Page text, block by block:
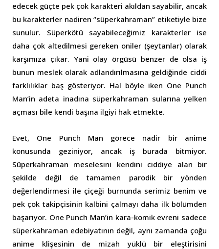
edecek güçte pek çok karakteri akıldan sayabilir, ancak
bu karakterler nadiren “süperkahraman” etiketiyle bize
sunulur. Süperkötü sayabileceğimiz karakterler ise
daha çok altedilmesi gereken oniler (şeytanlar) olarak
karşımıza çıkar. Yani olay örgüsü benzer de olsa iş
bunun meslek olarak adlandırılmasına geldiğinde ciddi
farklılıklar baş gösteriyor. Hal böyle iken One Punch
Man’in adeta inadına süperkahraman sularına yelken
açması bile kendi başına ilgiyi hak etmekte.
Evet, One Punch Man görece nadir bir anime
konusunda geziniyor, ancak iş burada bitmiyor.
Süperkahraman meselesini kendini ciddiye alan bir
şekilde değil de tamamen parodik bir yönden
değerlendirmesi ile çiçeği burnunda serimiz benim ve
pek çok takipçisinin kalbini çalmayı daha ilk bölümden
başarıyor. One Punch Man’in kara-komik evreni sadece
süperkahraman edebiyatının değil, aynı zamanda çoğu
anime klişesinin de mizah yüklü bir eleştirisini